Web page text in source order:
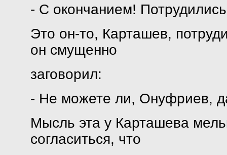
- С окончанием!
Это он-то, Карташев,
он смущенно
заговорил:
- Не можете ли, Онуфриев,
Мысль эта у Карташева
согласиться, что